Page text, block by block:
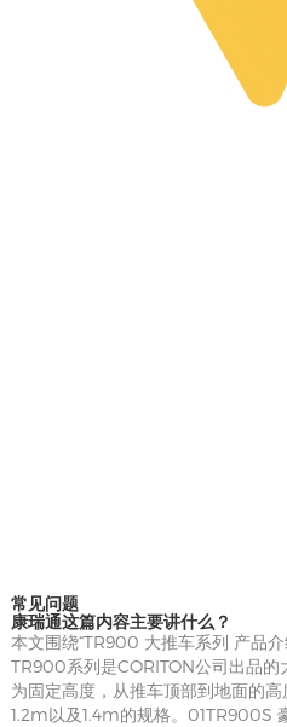
常见问题
康瑞通这篇内容主要讲什么？
本文围绕“TR900 大推车系列 产品介
TR900系列是CORITON公司出品的
为固定高度，从推车顶部到地面的
1.2m以及1.4m的规格。01TR900S